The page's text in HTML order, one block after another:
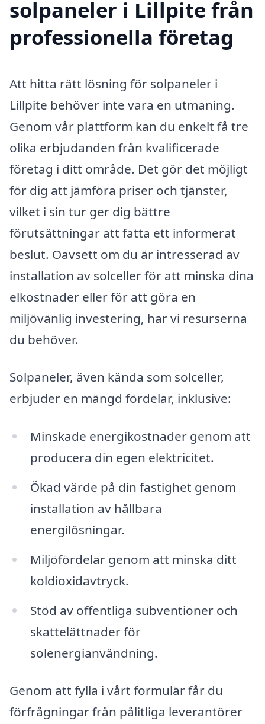
solpaneler i Lillpite från
professionella företag
Att hitta rätt lösning för solpaneler i
Lillpite behöver inte vara en utmaning.
Genom vår plattform kan du enkelt få tre
olika erbjudanden från kvalificerade
företag i ditt område. Det gör det möjligt
för dig att jämföra priser och tjänster,
vilket i sin tur ger dig bättre
förutsättningar att fatta ett informerat
beslut. Oavsett om du är intresserad av
installation av solceller för att minska dina
elkostnader eller för att göra en
miljövänlig investering, har vi resurserna
du behöver.
Solpaneler, även kända som solceller,
erbjuder en mängd fördelar, inklusive:
Minskade energikostnader genom att
producera din egen elektricitet.
Ökad värde på din fastighet genom
installation av hållbara
energilösningar.
Miljöfördelar genom att minska ditt
koldioxidavtryck.
Stöd av offentliga subventioner och
skattelättnader för
solenergianvändning.
Genom att fylla i vårt formulär får du
förfrågningar från pålitliga leverantörer